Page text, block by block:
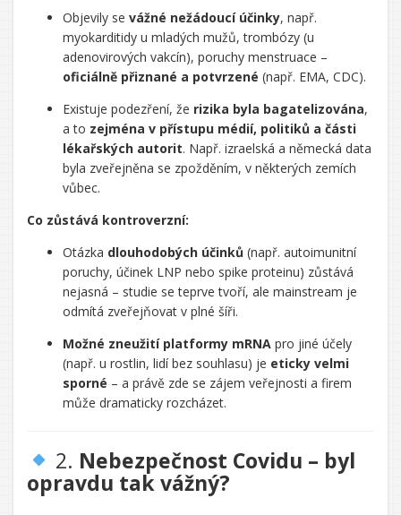
Objevily se vážné nežádoucí účinky, např.
myokarditidy u mladých mužů, trombózy (u
adenovirových vakcín), poruchy menstruace –
oficiálně přiznané a potvrzené (např. EMA, CDC).
Existuje podezření, že rizika byla bagatelizována,
a to zejména v přístupu médií, politiků a části
lékařských autorit. Např. izraelská a německá data
byla zveřejněna se zpožděním, v některých zemích
vůbec.
Co zůstává kontroverzní:
Otázka dlouhodobých účinků (např. autoimunitní
poruchy, účinek LNP nebo spike proteinu) zůstává
nejasná – studie se teprve tvoří, ale mainstream je
odmítá zveřejňovat v plné šíři.
Možné zneužití platformy mRNA pro jiné účely
(např. u rostlin, lidí bez souhlasu) je eticky velmi
sporné – a právě zde se zájem veřejnosti a firem
může dramaticky rozcházet.
2. Nebezpečnost Covidu – byl
opravdu tak vážný?